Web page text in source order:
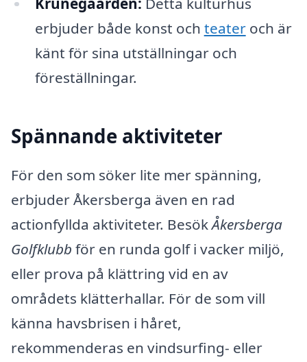
erbjuder både konst och teateroch är
känt för sina utställningar och
föreställningar.
Spännande aktiviteter
För den som söker lite mer spänning,
erbjuder Åkersberga även en rad
actionfyllda aktiviteter. BesökÅkersberga
Golfklubb för en runda golf i vacker miljö,
eller prova på klättring vid en av
områdets klätterhallar. För de som vill
känna havsbrisen i håret,
rekommenderas en vindsurfing- eller